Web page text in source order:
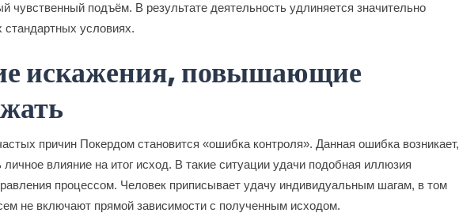
чувственный подъём. В результате деятельность удлиняется значительно
условиях.
искажения, повышающие
причин Покердом становится «ошибка контроля». Данная ошибка возникает,
влияние на итог исход. В такие ситуации удачи подобная иллюзия
процессом. Человек приписывает удачу индивидуальным шагам, в том
не включают прямой зависимости с полученным исходом.